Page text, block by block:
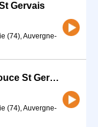
Gervais
(74), Auvergne-
Commis de cuisine (H/F) Folie Douce St Gervais
(74), Auvergne-